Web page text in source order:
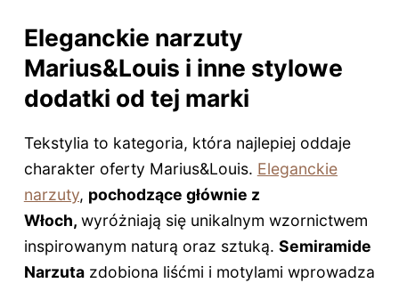
Eleganckie narzuty
Marius&Louis i inne stylowe
dodatki od tej marki
Tekstylia to kategoria, która najlepiej oddaje
charakter oferty Marius&Louis. Eleganckie
narzuty, pochodzące głównie z
Włoch, wyróżniają się unikalnym wzornictwem
inspirowanym naturą oraz sztuką. Semiramide
Narzutazdobiona liśćmi i motylami wprowadza